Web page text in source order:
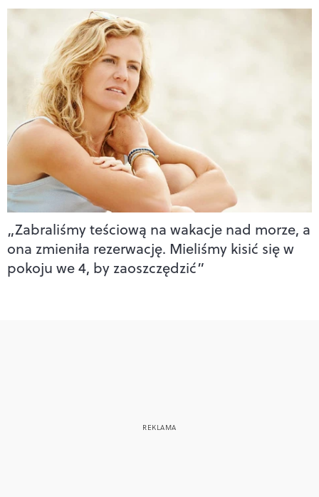
„Zabraliśmy teściową na wakacje nad morze, a
ona zmieniła rezerwację. Mieliśmy kisić się w
pokoju we 4, by zaoszczędzić”